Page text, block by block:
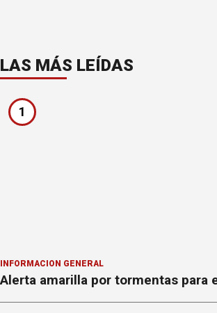
LAS MÁS LEÍDAS
1
INFORMACION GENERAL
Alerta amarilla por tormentas para